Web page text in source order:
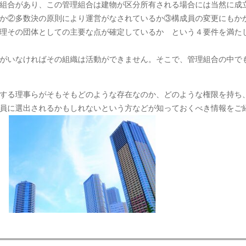
合があり、この管理組合は建物が区分所有される場合には当然に成
②多数決の原則により運営がなされているか③構成員の変更にもか
その団体としての主要な点が確定しているか という４要件を満た
いなければその組織は活動ができません。そこで、管理組合の中
る理事らがそもそもどのような存在なのか、どのような権限を持ち
選出されるかもしれないという方などが知っておくべき情報をご